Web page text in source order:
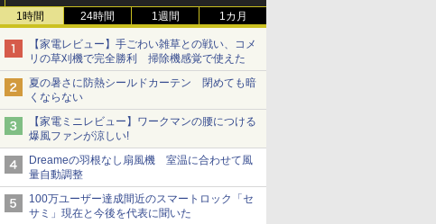
1時間 24時間 1週間 1カ月
【家電レビュー】手ごわい雑草との戦い、コメ
リの草刈機で完全勝利 掃除機感覚で使えた
夏の暑さに防熱シールドカーテン 閉めても暗
くならない
【家電ミニレビュー】ワークマンの腰につける
爆風ファンが涼しい!
Dreameの羽根なし扇風機 室温に合わせて風
量自動調整
100万ユーザー達成間近のスマートロック「セ
サミ」現在と今後を代表に聞いた